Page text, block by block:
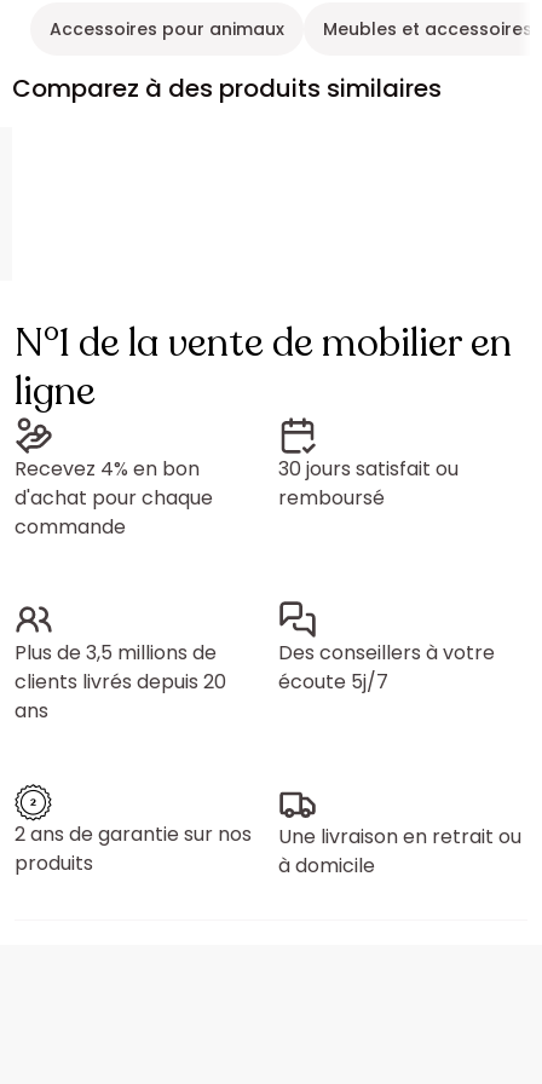
Accessoires pour animaux Meubles et accessoires
Comparez à des produits similaires
N°1 de la vente de mobilier en
ligne
Recevez 4% en bon
d'achat pour chaque
commande
30 jours satisfait ou
remboursé
Plus de 3,5 millions de
clients livrés depuis 20
ans
Des conseillers à votre
écoute 5j/7
2 ans de garantie sur nos
produits
Une livraison en retrait ou
à domicile